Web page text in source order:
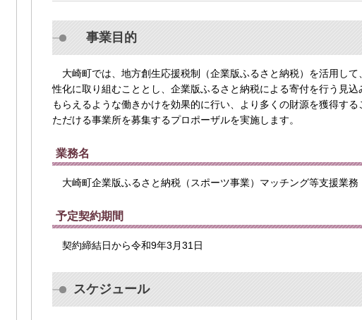
事業目的
大崎町では、地方創生応援税制（企業版ふるさと納税）を活用し
性化に取り組むこととし、企業版ふるさと納税による寄付を行う見
もらえるような働きかけを効果的に行い、より多くの財源を獲得す
ただける事業所を募集するプロポーザルを実施します。
業務名
大崎町企業版ふるさと納税（スポーツ事業）マッチング等支援業務
予定契約期間
契約締結日から令和9年3月31日
スケジュール